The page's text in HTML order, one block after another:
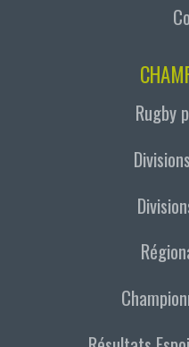
Rugby